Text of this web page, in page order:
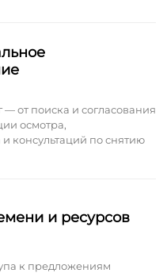
от поиска и согласования
осмотра,
консультаций по снятию
и ресурсов
к предложениям